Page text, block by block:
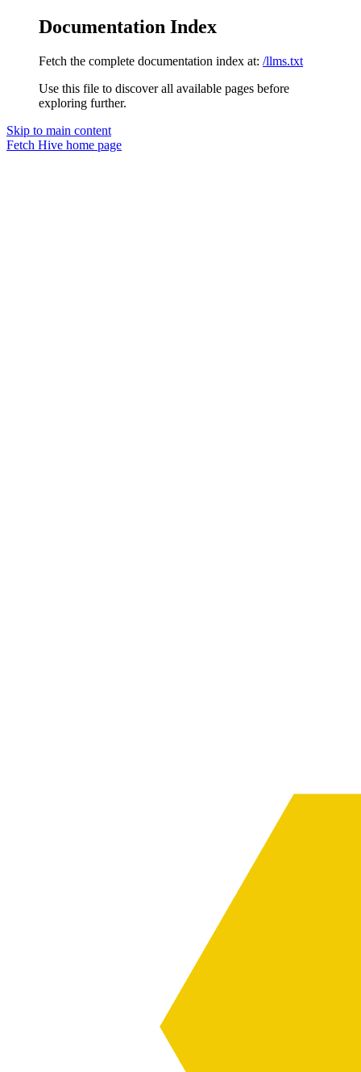
Documentation Index
Fetch the complete documentation index at: /llms.txt
Use this file to discover all available pages before
exploring further.
Skip to main content
Fetch Hive home page